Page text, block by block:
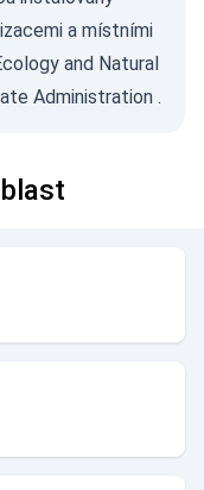
a místními
and Natural
Administration .